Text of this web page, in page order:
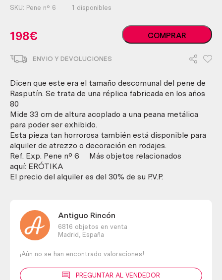
SKU: Pene nº 6 1 disponibles
198€
Pene
momificado
en
fibra
vidrio
poliester.
Con
soporte.
cantidad
COMPRAR
ENVIO Y DEVOLUCIONES
Dicen que este era el tamaño descomunal del pene de
Rasputín. Se trata de una réplica fabricada en los años
80
Mide 33 cm de altura acoplado a una peana metálica
para poder ser exhibido.
Esta pieza tan horrorosa también está disponible para
alquiler de atrezzo o decoración en rodajes.
Ref. Exp. Pene nº 6 Más objetos relacionados
aquí: ERÓTIKA
El precio del alquiler es del 30% de su P.V.P.
Antiguo Rincón
6816 objetos en venta
Madrid,
España
¡Aún no se han encontrado valoraciones!
PREGUNTAR AL VENDEDOR